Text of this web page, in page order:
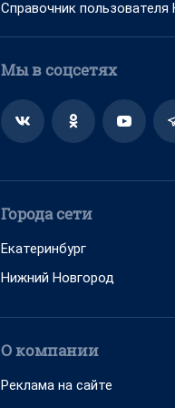
Справочник пользователя
Мы в соцсетях
Города сети
Екатеринбург
Нижний Новгород
О компании
Реклама на сайте